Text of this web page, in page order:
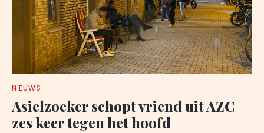
NIEUWS
Asielzoeker schopt vriend uit AZC
zes keer tegen het hoofd